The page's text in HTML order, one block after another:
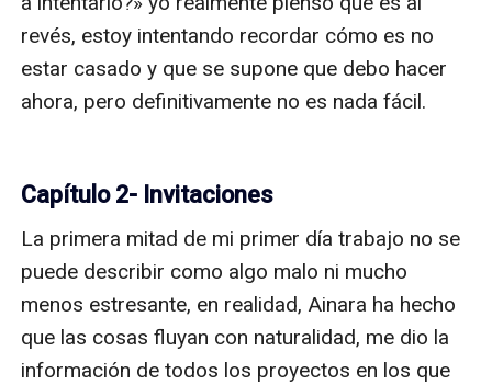
revés, estoy intentando recordar cómo es no
estar casado y que se supone que debo hacer
ahora, pero definitivamente no es nada fácil.
Capítulo 2- Invitaciones
La primera mitad de mi primer día trabajo no se
puede describir como algo malo ni mucho
menos estresante, en realidad, Ainara ha hecho
que las cosas fluyan con naturalidad, me dio la
información de todos los proyectos en los que